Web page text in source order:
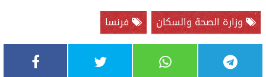
وزارة الصحة والسكان
فرنسا